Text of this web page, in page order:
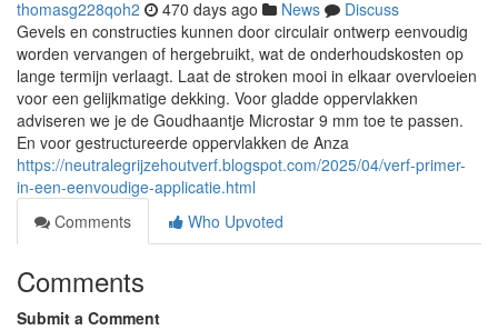
thomasg228qoh2 470 days ago News
Discuss
Gevels en constructies kunnen door circulair ontwerp eenvoudig
worden vervangen of hergebruikt, wat de onderhoudskosten op
lange termijn verlaagt. Laat de stroken mooi in elkaar overvloeien
voor een gelijkmatige dekking. Voor gladde oppervlakken
adviseren we je de Goudhaantje Microstar 9 mm toe te passen.
En voor gestructureerde oppervlakken de Anza
https://neutralegrijzehoutverf.blogspot.com/2025/04/verf-primer-
in-een-eenvoudige-applicatie.html
Comments
Who Upvoted
Comments
Submit a Comment